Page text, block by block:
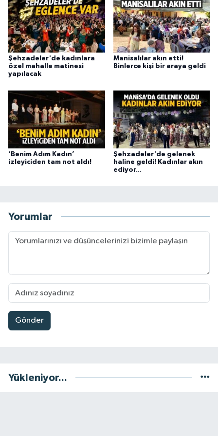
Şehzadeler'de kadınlara
özel mahalle matinesi
yapılacak
Manisalılar akın etti!
Binlerce kişi bir araya geldi
‘Benim Adım Kadın’
izleyiciden tam not aldı!
Şehzadeler'de gelenek
haline geldi! Kadınlar akın
ediyor...
Yorumlar
Gönder
Yükleniyor...